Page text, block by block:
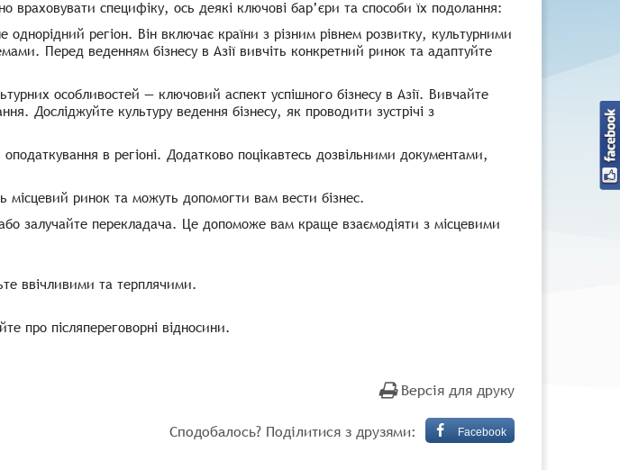
враховувати специфіку, ось деякі ключові бар’єри та способи їх подолання:
однорідний регіон. Він включає країни з різним рівнем розвитку, культурними
Перед веденням бізнесу в Азії вивчіть конкретний ринок та адаптуйте
особливостей — ключовий аспект успішного бізнесу в Азії. Вивчайте
Досліджуйте культуру ведення бізнесу, як проводити зустрічі з
в регіоні. Додатково поцікавтесь дозвільними документами,
місцевий ринок та можуть допомогти вам вести бізнес.
залучайте перекладача. Це допоможе вам краще взаємодіяти з місцевими
ввічливими та терплячими.
про післяпереговорні відносини.
Версія для друку
Сподобалось? Поділитися з друзями: Facebook